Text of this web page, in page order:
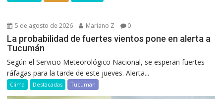
5 de agosto de 2026 Mariano Z 0
La probabilidad de fuertes vientos pone en alerta a
Tucumán
Según el Servicio Meteorológico Nacional, se esperan fuertes
ráfagas para la tarde de este jueves. Alerta...
Clima Destacadas Tucumán